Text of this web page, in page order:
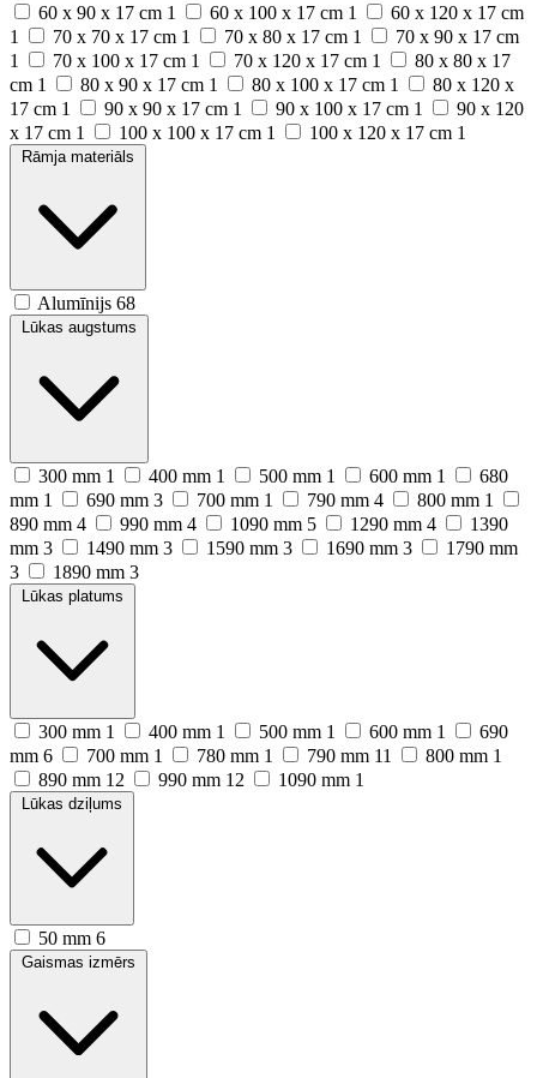
60 х 90 x 17 cm 1 60 х 100 x 17 cm 1
60 х 120 x 17 cm
1
70 х 70 x 17 cm 1 70 х 80 x 17 cm 1
70 х 90 x 17 cm
1
70 х 100 x 17 cm 1 70 х 120 x 17 cm 1
80 х 80 x 17
cm 1 80 х 90 x 17 cm 1 80 х 100 x 17 cm 1
80 х 120 x
17 cm 1 90 х 90 x 17 cm 1 90 х 100 x 17 cm 1
90 х 120
x 17 cm 1 100 х 100 x 17 cm 1 100 х 120 x 17 cm 1
Rāmja materiāls
Alumīnijs 68
Lūkas augstums
300 mm 1 400 mm 1 500 mm 1 600 mm 1
680
mm 1 690 mm 3 700 mm 1 790 mm 4 800 mm 1
890 mm 4 990 mm 4 1090 mm 5 1290 mm 4
1390
mm 3 1490 mm 3 1590 mm 3 1690 mm 3
1790 mm
3
1890 mm 3
Lūkas platums
300 mm 1 400 mm 1 500 mm 1 600 mm 1
690
mm 6 700 mm 1 780 mm 1 790 mm 11 800 mm 1
890 mm 12 990 mm 12 1090 mm 1
Lūkas dziļums
50 mm 6
Gaismas izmērs